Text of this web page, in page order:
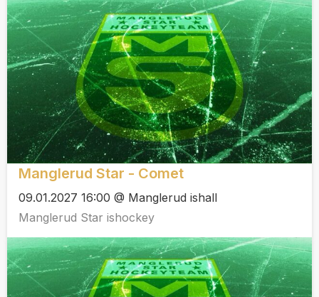
Manglerud Star - Comet
09.01.2027 16:00 @ Manglerud ishall
Manglerud Star ishockey